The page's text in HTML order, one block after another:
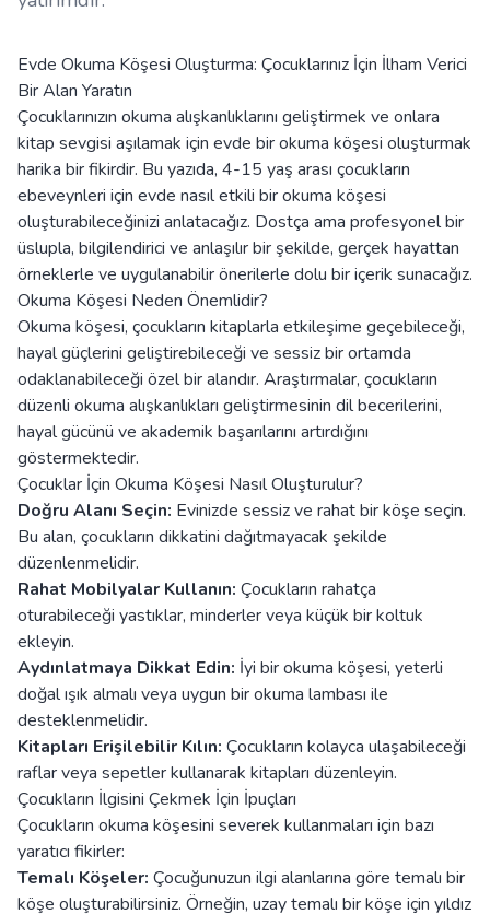
Evde Okuma Köşesi Oluşturma: Çocuklarınız İçin İlham Verici
Bir Alan Yaratın
Çocuklarınızın okuma alışkanlıklarını geliştirmek ve onlara
kitap sevgisi aşılamak için evde bir okuma köşesi oluşturmak
harika bir fikirdir. Bu yazıda, 4-15 yaş arası çocukların
ebeveynleri için evde nasıl etkili bir okuma köşesi
oluşturabileceğinizi anlatacağız. Dostça ama profesyonel bir
üslupla, bilgilendirici ve anlaşılır bir şekilde, gerçek hayattan
örneklerle ve uygulanabilir önerilerle dolu bir içerik sunacağız.
Okuma Köşesi Neden Önemlidir?
Okuma köşesi, çocukların kitaplarla etkileşime geçebileceği,
hayal güçlerini geliştirebileceği ve sessiz bir ortamda
odaklanabileceği özel bir alandır. Araştırmalar, çocukların
düzenli okuma alışkanlıkları geliştirmesinin dil becerilerini,
hayal gücünü ve akademik başarılarını artırdığını
göstermektedir.
Çocuklar İçin Okuma Köşesi Nasıl Oluşturulur?
Doğru Alanı Seçin: Evinizde sessiz ve rahat bir köşe seçin.
Bu alan, çocukların dikkatini dağıtmayacak şekilde
düzenlenmelidir.
Rahat Mobilyalar Kullanın: Çocukların rahatça
oturabileceği yastıklar, minderler veya küçük bir koltuk
ekleyin.
Aydınlatmaya Dikkat Edin: İyi bir okuma köşesi, yeterli
doğal ışık almalı veya uygun bir okuma lambası ile
desteklenmelidir.
Kitapları Erişilebilir Kılın: Çocukların kolayca ulaşabileceği
raflar veya sepetler kullanarak kitapları düzenleyin.
Çocukların İlgisini Çekmek İçin İpuçları
Çocukların okuma köşesini severek kullanmaları için bazı
yaratıcı fikirler:
Temalı Köşeler: Çocuğunuzun ilgi alanlarına göre temalı bir
köşe oluşturabilirsiniz. Örneğin, uzay temalı bir köşe için yıldız